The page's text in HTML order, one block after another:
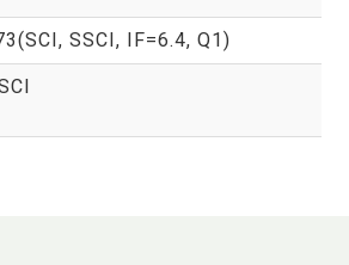
SSCI, IF=6.4, Q1)